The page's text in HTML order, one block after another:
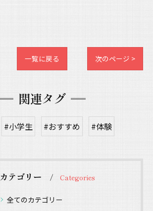
一覧に戻る 次のページ >
関連タグ
#小学生 #おすすめ #体験
カテゴリー Categories
全てのカテゴリー